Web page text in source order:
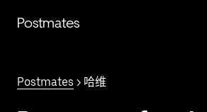
Postmates
Postmates > 哈维